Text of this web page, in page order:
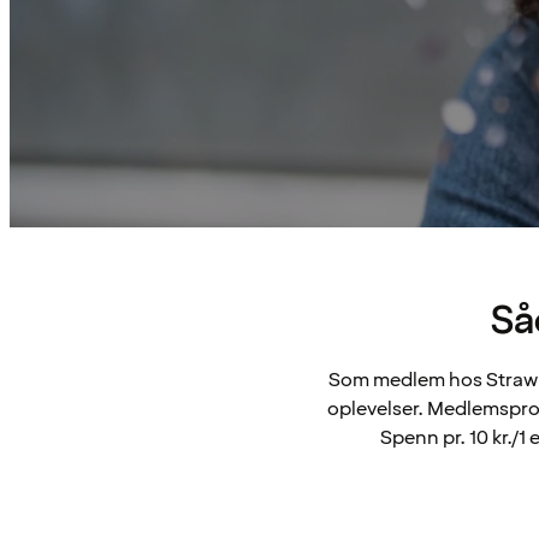
Som medlem hos
oplevelser.
Spenn pr. 10 kr./